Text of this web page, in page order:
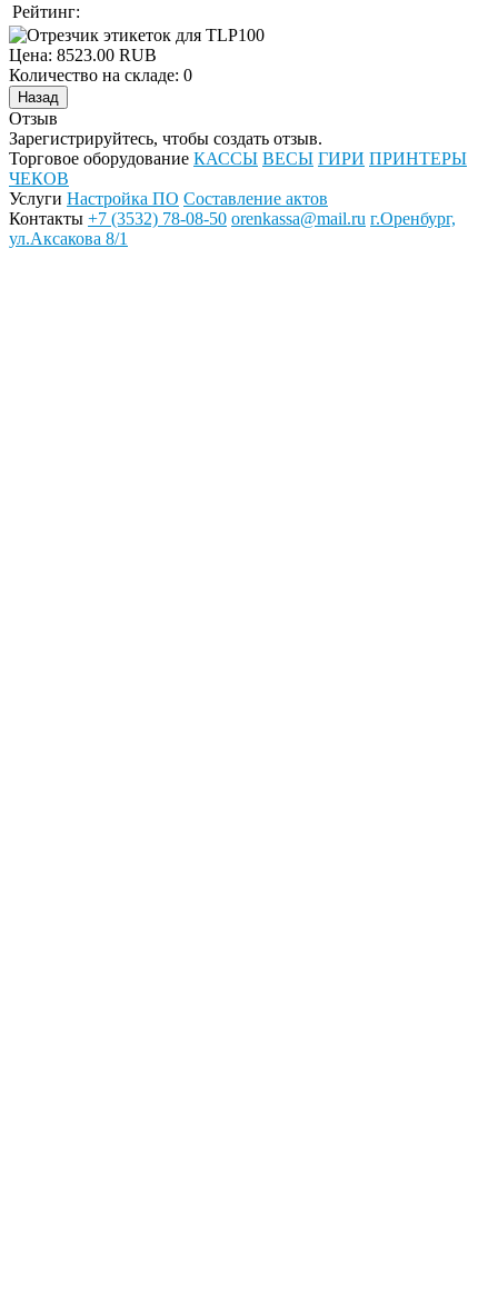
Рейтинг:
Цена: 8523.00 RUB
Количество на складе: 0
Отзыв
Зарегистрируйтесь, чтобы создать отзыв.
Торговое оборудование КАССЫ ВЕСЫ ГИРИ ПРИНТЕРЫ
ЧЕКОВ
Услуги Настройка ПО Составление актов
Контакты +7 (3532) 78-08-50 orenkassa@mail.ru г.Оренбург,
ул.Аксакова 8/1